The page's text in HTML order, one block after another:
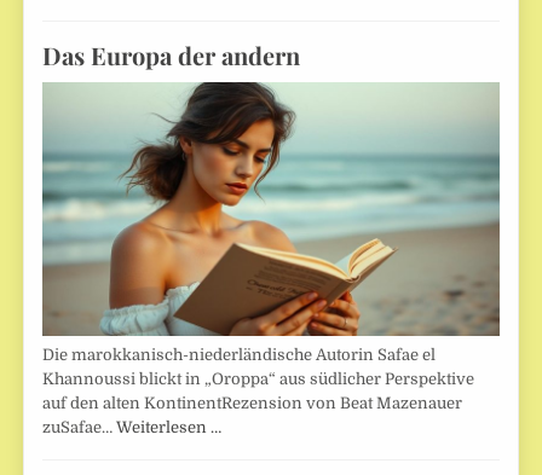
Das Europa der andern
Die marokkanisch-niederländische Autorin Safae el
Khannoussi blickt in „Oroppa“ aus südlicher Perspektive
auf den alten KontinentRezension von Beat Mazenauer
zuSafae…Weiterlesen …